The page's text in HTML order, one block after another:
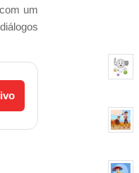
um